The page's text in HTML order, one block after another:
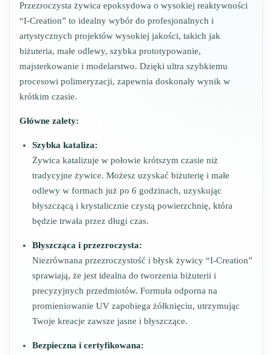
Przezroczysta żywica epoksydowa o wysokiej reaktywności
“I-Creation” to idealny wybór do profesjonalnych i
artystycznych projektów wysokiej jakości, takich jak
biżuteria, małe odlewy, szybka prototypowanie,
majsterkowanie i modelarstwo. Dzięki ultra szybkiemu
procesowi polimeryzacji, zapewnia doskonały wynik w
krótkim czasie.
Główne zalety:
Szybka kataliza:
Żywica katalizuje w połowie krótszym czasie niż
tradycyjne żywice. Możesz uzyskać biżuterię i małe
odlewy w formach już po 6 godzinach, uzyskując
błyszczącą i krystalicznie czystą powierzchnię, która
będzie trwała przez długi czas.
Błyszcząca i przezroczysta:
Niezrównana przezroczystość i błysk żywicy “I-Creation”
sprawiają, że jest idealna do tworzenia biżuterii i
precyzyjnych przedmiotów. Formuła odporna na
promieniowanie UV zapobiega żółknięciu, utrzymując
Twoje kreacje zawsze jasne i błyszczące.
Bezpieczna i certyfikowana: